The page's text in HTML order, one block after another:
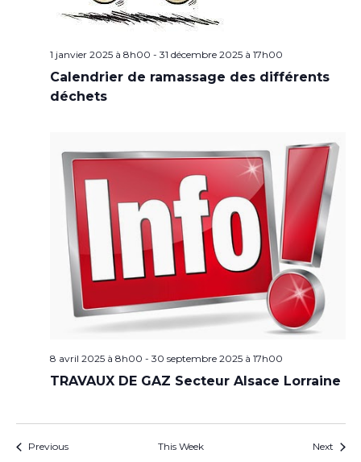
1 janvier 2025 à 8h00 - 31 décembre 2025 à 17h00
Calendrier de ramassage des différents
déchets
8 avril 2025 à 8h00 - 30 septembre 2025 à 17h00
TRAVAUX DE GAZ Secteur Alsace Lorraine
Previous This Week Next